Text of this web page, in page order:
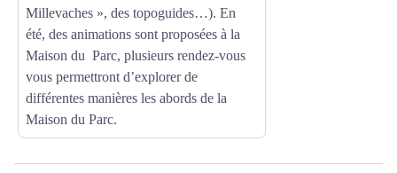
Millevaches », des topoguides…). En
été, des animations sont proposées à la
Maison du Parc, plusieurs rendez-vous
vous permettront d’explorer de
différentes manières les abords de la
Maison du Parc.